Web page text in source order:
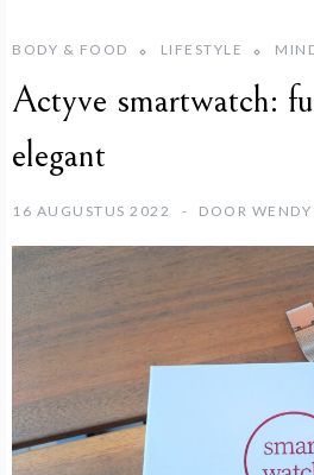
BODY & FOOD LIFESTYLE
Actyve smartwatch:
elegant
16 AUGUSTUS 2022 DOOR WENDY